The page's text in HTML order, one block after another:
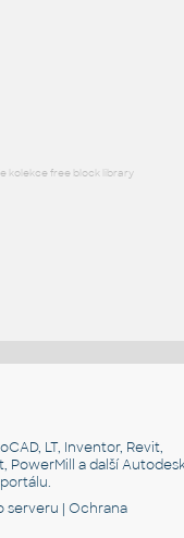
kolekce free block library
LT, Inventor, Revit,
PowerMill a další
.
serveru |Ochrana